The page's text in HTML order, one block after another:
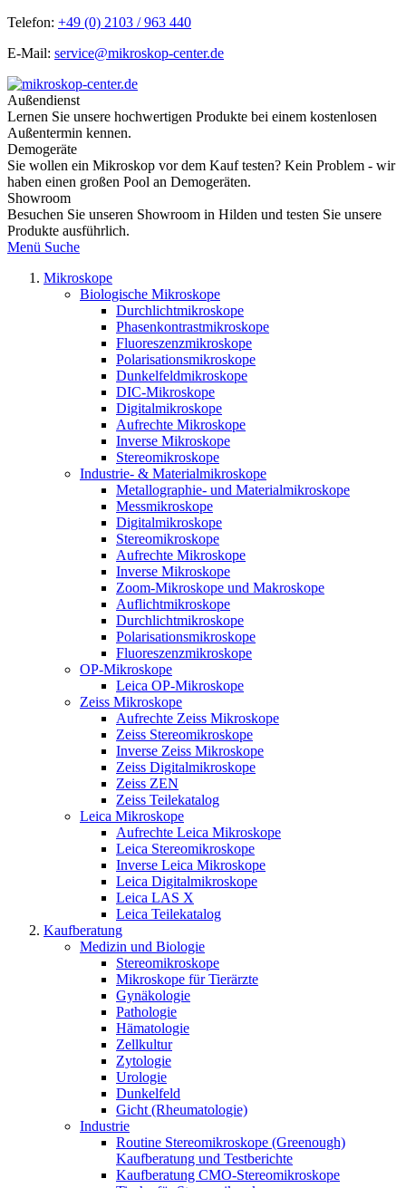
Telefon: +49 (0) 2103 / 963 440
E-Mail: service@mikroskop-center.de
Außendienst
Lernen Sie unsere hochwertigen Produkte bei einem kostenlosen
Außentermin kennen.
Demogeräte
Sie wollen ein Mikroskop vor dem Kauf testen? Kein Problem - wir
haben einen großen Pool an Demogeräten.
Showroom
Besuchen Sie unseren Showroom in Hilden und testen Sie unsere
Produkte ausführlich.
Menü Suche
Mikroskope
Biologische Mikroskope
Durchlichtmikroskope
Phasenkontrastmikroskope
Fluoreszenzmikroskope
Polarisationsmikroskope
Dunkelfeldmikroskope
DIC-Mikroskope
Digitalmikroskope
Aufrechte Mikroskope
Inverse Mikroskope
Stereomikroskope
Industrie- & Materialmikroskope
Metallographie- und Materialmikroskope
Messmikroskope
Digitalmikroskope
Stereomikroskope
Aufrechte Mikroskope
Inverse Mikroskope
Zoom-Mikroskope und Makroskope
Auflichtmikroskope
Durchlichtmikroskope
Polarisationsmikroskope
Fluoreszenzmikroskope
OP-Mikroskope
Leica OP-Mikroskope
Zeiss Mikroskope
Aufrechte Zeiss Mikroskope
Zeiss Stereomikroskope
Inverse Zeiss Mikroskope
Zeiss Digitalmikroskope
Zeiss ZEN
Zeiss Teilekatalog
Leica Mikroskope
Aufrechte Leica Mikroskope
Leica Stereomikroskope
Inverse Leica Mikroskope
Leica Digitalmikroskope
Leica LAS X
Leica Teilekatalog
Kaufberatung
Medizin und Biologie
Stereomikroskope
Mikroskope für Tierärzte
Gynäkologie
Pathologie
Hämatologie
Zellkultur
Zytologie
Urologie
Dunkelfeld
Gicht (Rheumatologie)
Industrie
Routine Stereomikroskope (Greenough)
Kaufberatung und Testberichte
Kaufberatung CMO-Stereomikroskope